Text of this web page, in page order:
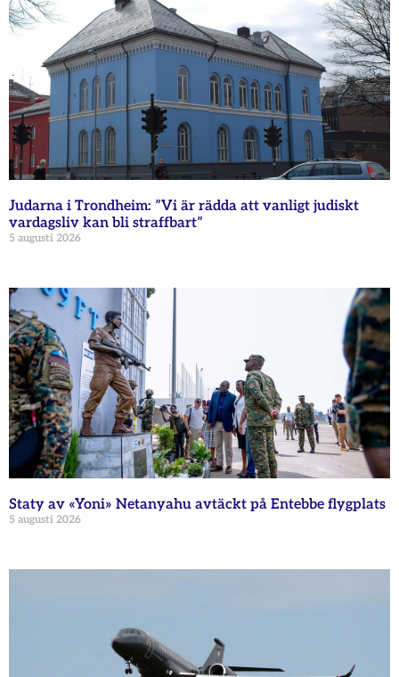
Judarna i Trondheim: ”Vi är rädda att vanligt judiskt
vardagsliv kan bli straffbart”
5 augusti 2026
Staty av «Yoni» Netanyahu avtäckt på Entebbe flygplats
5 augusti 2026